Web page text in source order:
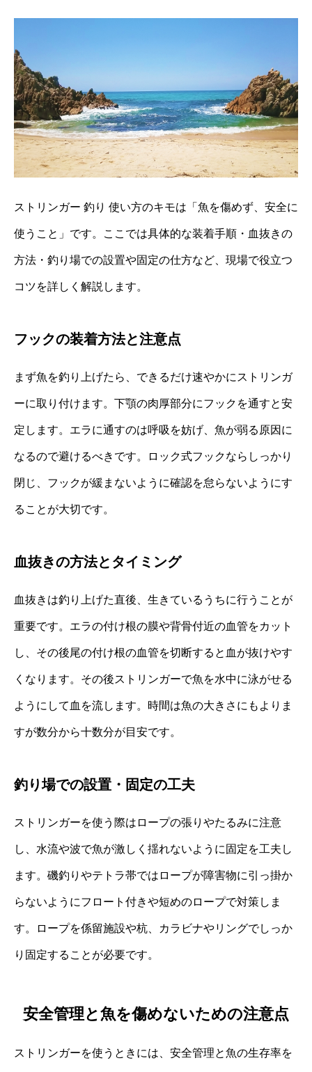
ストリンガー 釣り 使い方のキモは「魚を傷めず、安全に
使うこと」です。ここでは具体的な装着手順・血抜きの
方法・釣り場での設置や固定の仕方など、現場で役立つ
コツを詳しく解説します。
フックの装着方法と注意点
まず魚を釣り上げたら、できるだけ速やかにストリンガ
ーに取り付けます。下顎の肉厚部分にフックを通すと安
定します。エラに通すのは呼吸を妨げ、魚が弱る原因に
なるので避けるべきです。ロック式フックならしっかり
閉じ、フックが緩まないように確認を怠らないようにす
ることが大切です。
血抜きの方法とタイミング
血抜きは釣り上げた直後、生きているうちに行うことが
重要です。エラの付け根の膜や背骨付近の血管をカット
し、その後尾の付け根の血管を切断すると血が抜けやす
くなります。その後ストリンガーで魚を水中に泳がせる
ようにして血を流します。時間は魚の大きさにもよりま
すが数分から十数分が目安です。
釣り場での設置・固定の工夫
ストリンガーを使う際はロープの張りやたるみに注意
し、水流や波で魚が激しく揺れないように固定を工夫し
ます。磯釣りやテトラ帯ではロープが障害物に引っ掛か
らないようにフロート付きや短めのロープで対策しま
す。ロープを係留施設や杭、カラビナやリングでしっか
り固定することが必要です。
安全管理と魚を傷めないための注意点
ストリンガーを使うときには、安全管理と魚の生存率を